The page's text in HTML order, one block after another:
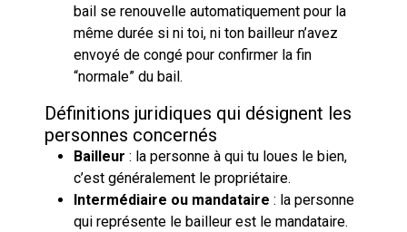
bail se renouvelle automatiquement pour la
même durée si ni toi, ni ton bailleur n’avez
envoyé de congé pour confirmer la fin
“normale” du bail.
Définitions juridiques qui désignent les
personnes concernés
Bailleur: la personne à qui tu loues le bien,
c’est généralement le propriétaire.
Intermédiaire ou mandataire : la personne
qui représente le bailleur est le mandataire.